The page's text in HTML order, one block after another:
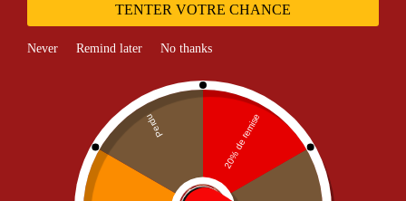
Contact
E-mail:
PIZZA IL POSTO, 58 RUE DE PARIS 77700 BAILLY
ROMAINVILLIERS
Call us at: 01.64.63.26.26
TENTER VOTRE CHANCE
Never Remind later No thanks